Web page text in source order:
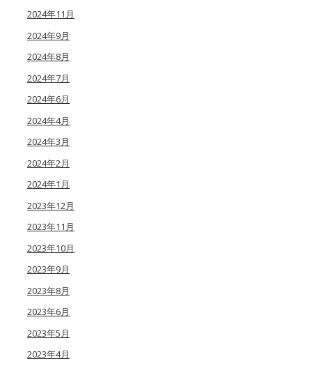
2024年11月
2024年9月
2024年8月
2024年7月
2024年6月
2024年4月
2024年3月
2024年2月
2024年1月
2023年12月
2023年11月
2023年10月
2023年9月
2023年8月
2023年6月
2023年5月
2023年4月